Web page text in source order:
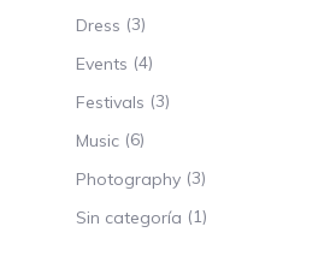
Dress (3)
Events (4)
Festivals (3)
Music(6)
Photography(3)
Sin categoría (1)